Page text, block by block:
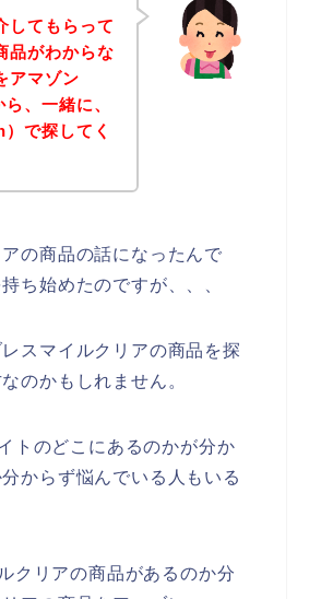
してもらって
品がわからな
アマゾン
、一緒に、
で探してく
の商品の話になったんで
ち始めたのですが、、、
スマイルクリアの商品を探
のかもしれません。
トのどこにあるのかが分か
からず悩んでいる人もいる
クリアの商品があるのか分